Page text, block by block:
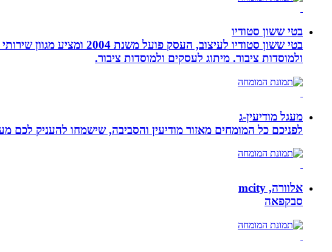
בטי ששון סטודיו
בטי ששון סטודיו
ולמוסדות ציבור. מיתוג לעסקים ולמוסדות ציבור.
מעגל מודיעין-ג
לפניכם כל המומחים מאזור מודיעין והסביבה, שישמחו להעניק לכם
אלוורה, mcity
סבקפאה